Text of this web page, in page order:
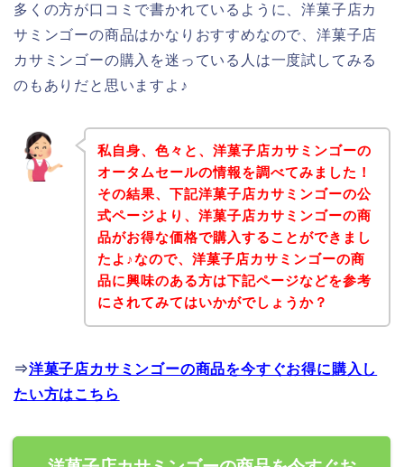
多くの方が口コミで書かれているように、洋菓子店カ
サミンゴーの商品はかなりおすすめなので、洋菓子店
カサミンゴーの購入を迷っている人は一度試してみる
のもありだと思いますよ♪
私自身、色々と、洋菓子店カサミンゴーの
オータムセールの情報を調べてみました！
その結果、下記洋菓子店カサミンゴーの公
式ページより、洋菓子店カサミンゴーの商
品がお得な価格で購入することができまし
たよ♪なので、洋菓子店カサミンゴーの商
品に興味のある方は下記ページなどを参考
にされてみてはいかがでしょうか？
⇒洋菓子店カサミンゴーの商品を今すぐお得に購入し
たい方はこちら